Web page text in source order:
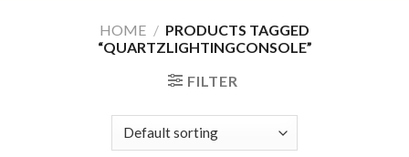
HOME / PRODUCTS TAGGED
“QUARTZLIGHTINGCONSOLE”
FILTER